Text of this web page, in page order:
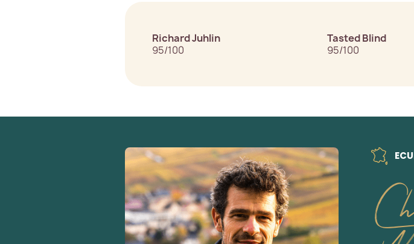
Richard Juhlin
95/100
Tasted Blind
95/100